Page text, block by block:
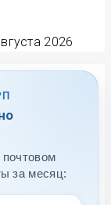
2026
за месяц: